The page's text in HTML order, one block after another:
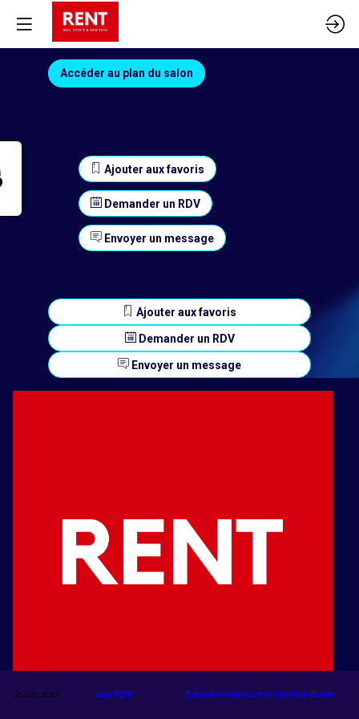
Accéder au plan du salon
Ajouter aux favoris
Demander un RDV
Envoyer un message
Ajouter aux favoris
Demander un RDV
Envoyer un message
Se connecter Live RENT Espace Conférence Orisha Real Estate